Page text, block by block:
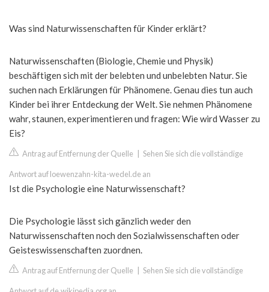
Was sind Naturwissenschaften für Kinder erklärt?
Naturwissenschaften (Biologie, Chemie und Physik)
beschäftigen sich mit der belebten und unbelebten Natur. Sie
suchen nach Erklärungen für Phänomene. Genau dies tun auch
Kinder bei ihrer Entdeckung der Welt. Sie nehmen Phänomene
wahr, staunen, experimentieren und fragen: Wie wird Wasser zu
Eis?
Antrag auf Entfernung der Quelle Sehen Sie sich die vollständige
Antwort auf loewenzahn-kita-wedel.de an
Ist die Psychologie eine Naturwissenschaft?
Die Psychologie lässt sich gänzlich weder den
Naturwissenschaften noch den Sozialwissenschaften oder
Geisteswissenschaften zuordnen.
Antrag auf Entfernung der Quelle Sehen Sie sich die vollständige